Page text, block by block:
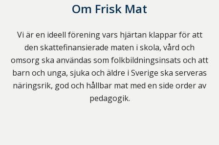
Om Frisk Mat
Vi är en ideell förening vars hjärtan klappar för att
den skattefinansierade maten i skola, vård och
omsorg ska användas som folkbildningsinsats och att
barn och unga, sjuka och äldre i Sverige ska serveras
näringsrik, god och hållbar mat med en side order av
pedagogik.